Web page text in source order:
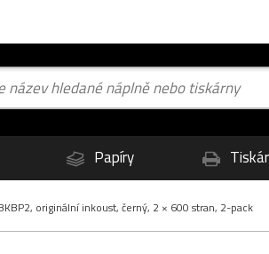
Papíry
originální inkoust, černý, 2 × 600 stran, 2-pack